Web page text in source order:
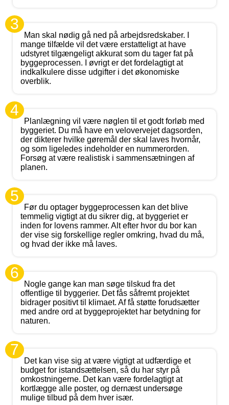
3
Man skal nødig gå ned på arbejdsredskaber. I
mange tilfælde vil det være erstatteligt at have
udstyret tilgængeligt akkurat som du tager fat på
byggeprocessen. I øvrigt er det fordelagtigt at
indkalkulere disse udgifter i det økonomiske
overblik.
4
Planlægning vil være nøglen til et godt forløb med
byggeriet. Du må have en velovervejet dagsorden,
der dikterer hvilke gøremål der skal laves hvornår,
og som ligeledes indeholder en nummerorden.
Forsøg at være realistisk i sammensætningen af
planen.
5
Før du optager byggeprocessen kan det blive
temmelig vigtigt at du sikrer dig, at byggeriet er
inden for lovens rammer. Alt efter hvor du bor kan
der vise sig forskellige regler omkring, hvad du må,
og hvad der ikke må laves.
6
Nogle gange kan man søge tilskud fra det
offentlige til byggerier. Det fås såfremt projektet
bidrager positivt til klimaet. Af få støtte forudsætter
med andre ord at byggeprojektet har betydning for
naturen.
7
Det kan vise sig at være vigtigt at udfærdige et
budget for istandsættelsen, så du har styr på
omkostningerne. Det kan være fordelagtigt at
kortlægge alle poster, og dernæst undersøge
mulige tilbud på dem hver især.